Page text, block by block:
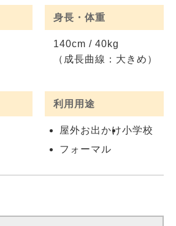
身長・体重
140cm / 40kg
（成長曲線：大きめ）
利用用途
屋外お出かけ小学校
フォーマル